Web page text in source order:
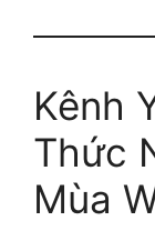
Kênh
Thức
Mùa